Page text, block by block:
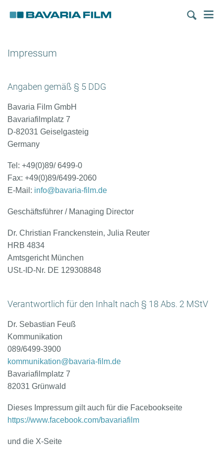
zum
Impressum
Angaben gemäß § 5 DDG
Bavaria Film GmbH
Bavariafilmplatz 7
D-82031 Geiselgasteig
Germany
Tel: +49(0)89/ 6499-0
Fax: +49(0)89/6499-2060
E-Mail: info@bavaria-film.de
Geschäftsführer / Managing Director
Dr. Christian Franckenstein, Julia Reuter
HRB 4834
Amtsgericht München
USt.-ID-Nr. DE 129308848
Verantwortlich für den Inhalt nach § 18 Abs. 2 MStV
Dr. Sebastian Feuß
Kommunikation
089/6499-3900
kommunikation@bavaria-film.de
Bavariafilmplatz 7
82031 Grünwald
Dieses Impressum gilt auch für die Facebookseite
https://www.facebook.com/bavariafilm
und die X-Seite